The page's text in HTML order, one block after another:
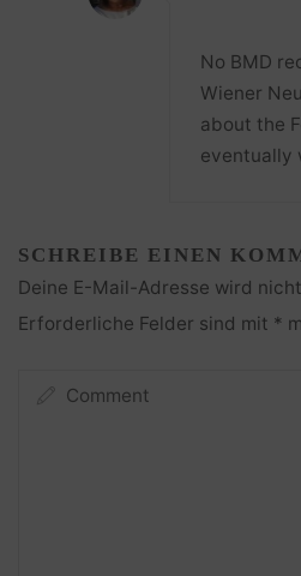
No BMD
Wiener
about the
eventually
SCHREIBE EINEN
Deine E-Mail-Adresse wird
Erforderliche Felder sind mit *